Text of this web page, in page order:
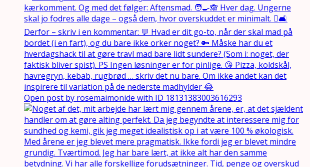
Open post by rosemaimonide with ID 18131383003616293